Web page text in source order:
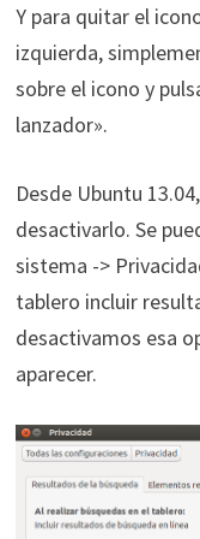
Y para quitar el
izquierda,
sobre el icono y
lanzador».
Desde Ubuntu
desactivarlo. Se
sistema ->
tablero incluir
desactivamos esa
aparecer.